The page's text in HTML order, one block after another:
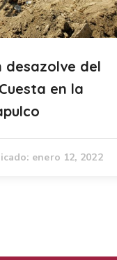
desazolve del
en la
enero 12, 2022